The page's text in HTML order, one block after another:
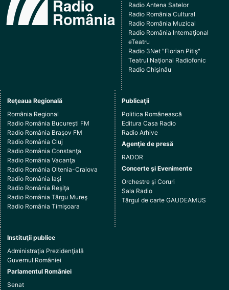
Radio Antena Satelor
Radio România Cultural
Radio România Muzical
Radio România Internaţional
eTeatru
Radio 3Net "Florian Pitiş"
Teatrul Naţional Radiofonic
Radio Chişinău
Reţeaua Regională
România Regional
Radio România Bucureşti FM
Radio România Braşov FM
Radio România Cluj
Radio România Constanţa
Radio România Vacanţa
Radio România Oltenia-Craiova
Radio România Iaşi
Radio România Reşiţa
Radio România Târgu Mureş
Radio România Timişoara
Publicaţii
Politica Românească
Editura Casa Radio
Radio Arhive
Agenţie de presă
RADOR
Concerte şi Evenimente
Orchestre şi Coruri
Sala Radio
Târgul de carte GAUDEAMUS
Instituţii publice
Administraţia Prezidenţială
Guvernul României
Parlamentul României
Senat